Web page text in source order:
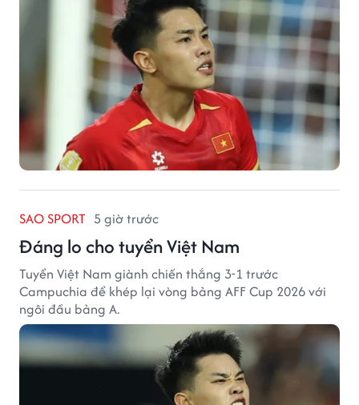
SAO SPORT 5 giờ trước
Đáng lo cho tuyển Việt Nam
Tuyển Việt Nam giành chiến thắng 3-1 trước
Campuchia để khép lại vòng bảng AFF Cup 2026 với
ngôi đầu bảng A.